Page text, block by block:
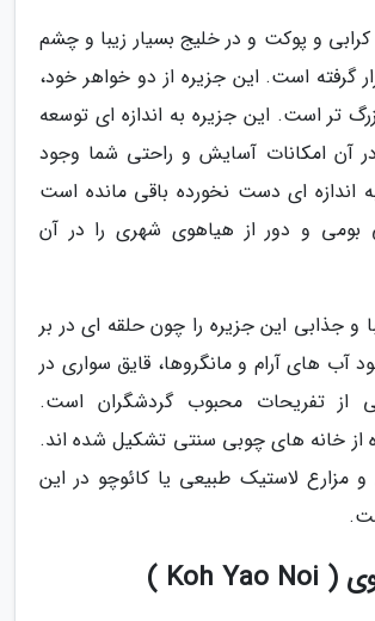
کرابی و پوکت و در خلیج بسیار زیبا و چشم
گرفته است. این جزیره از دو خواهر خود،
تر است. این جزیره به اندازه ای توسعه
آن امکانات آسایش و راحتی شما وجود
اندازه ای دست نخورده باقی مانده است
و دور از هیاهوی شهری را در آن
و جذابی این جزیره را چون حلقه ای در بر
آب های آرام و مانگروها، قایق سواری در
از تفریحات محبوب گردشگران است.
از خانه های چوبی سنتی تشکیل شده اند.
و مزارع لاستیک طبیعی یا کائوچو در این